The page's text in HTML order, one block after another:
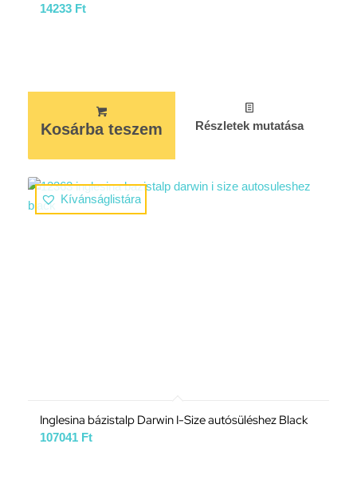
14233 Ft
Kosárba teszem Részletek mutatása
Kívánságlistára
Inglesina bázistalp Darwin I-Size autósüléshez Black
107041 Ft